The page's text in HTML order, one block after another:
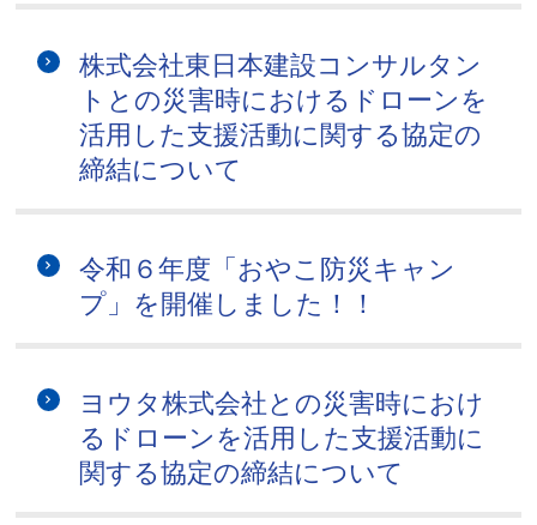
株式会社東日本建設コンサルタン
トとの災害時におけるドローンを
活用した支援活動に関する協定の
締結について
令和６年度「おやこ防災キャン
プ」を開催しました！！
ヨウタ株式会社との災害時におけ
るドローンを活用した支援活動に
関する協定の締結について